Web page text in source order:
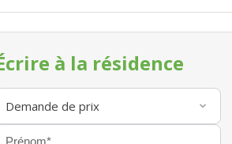
à la résidence